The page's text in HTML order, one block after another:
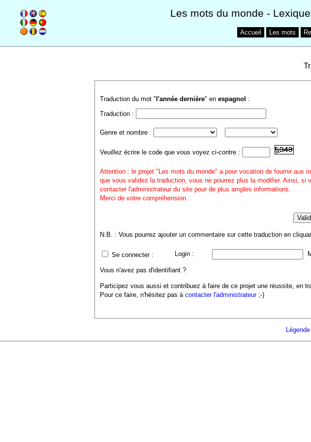
Les mots du monde -
Accueil Les mots
Traduction du mot " l'année dernière" en espagnol :
Traduction :
Genre et nombre :
Veuillez écrire le code que vous voyez ci-contre :
Attention : le projet "Les mots du monde" a pour vocation de fournir
que vous validez la traduction, vous ne pourrez plus la modifier. Ainsi,
contacter l'administrateur du site pour de plus amples informations.
Merci de votre compréhension.
N.B. : Vous pourrez ajouter un commentaire sur cette traduction en
Se connecter : Login :
Vous n'avez pas d'identifiant ?
Participez vous aussi et contribuez à faire de ce projet une réussite, en
Pour ce faire, n'hésitez pas à contacter l'administrateur;-)
Légende